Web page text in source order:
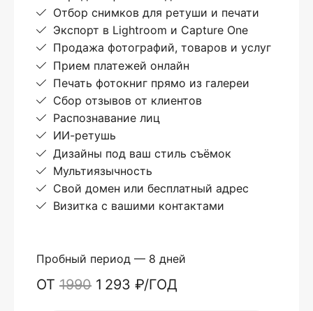
Отбор снимков для ретуши и печати
Экспорт в Lightroom и Capture One
Продажа фотографий, товаров и услуг
Прием платежей онлайн
Печать фотокниг прямо из галереи
Сбор отзывов от клиентов
Распознавание лиц
ИИ-ретушь
Дизайны под ваш стиль съёмок
Мультиязычность
Свой домен или бесплатный адрес
Визитка с вашими контактами
Пробный период — 8 дней
ОТ 1990 1 293 ₽/ГОД